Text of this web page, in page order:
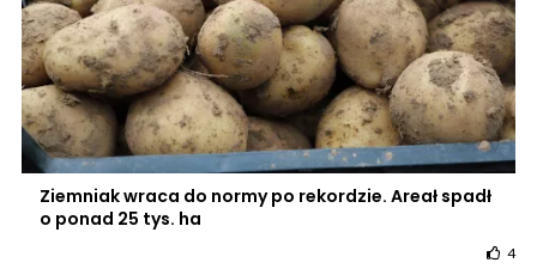
Ziemniak wraca do normy po rekordzie. Areał spadł
o ponad 25 tys. ha
4